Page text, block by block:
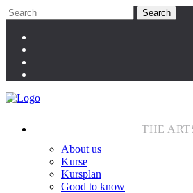
About us
Kurse
Kursplan
Good to know